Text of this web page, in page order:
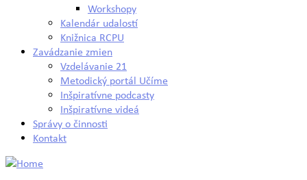
Workshopy
Kalendár udalostí
Knižnica RCPU
Zavádzanie zmien
Vzdelávanie 21
Metodický portál Učíme
Inšpiratívne podcasty
Inšpiratívne videá
Správy o činnosti
Kontakt